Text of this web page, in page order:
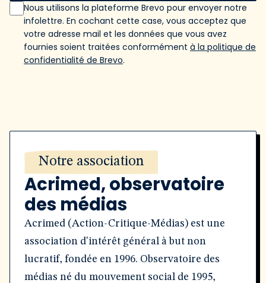
Nous utilisons la plateforme Brevo pour envoyer notre
infolettre. En cochant cette case, vous acceptez que
votre adresse mail et les données que vous avez
fournies soient traitées conformément à la politique de
confidentialité de Brevo.
Notre association
Acrimed, observatoire
des médias
Acrimed (Action-Critique-Médias) est une
association d'intérêt général à but non
lucratif, fondée en 1996. Observatoire des
médias né du mouvement social de 1995,